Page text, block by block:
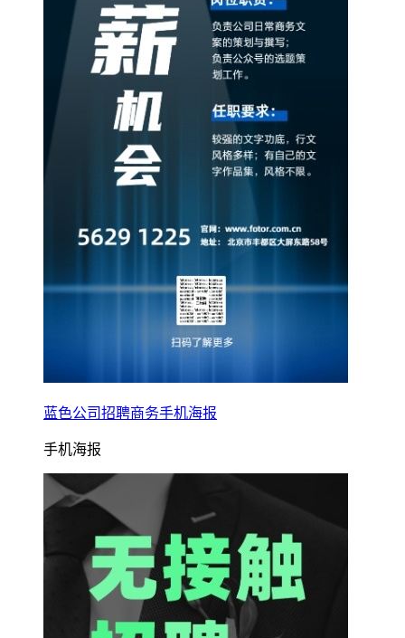
蓝色公司招聘商务手机海报
手机海报